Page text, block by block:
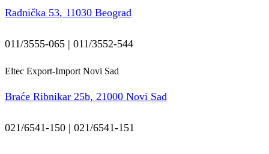
Radnička 53, 11030 Beograd
011/3555-065 | 011/3552-544
Eltec Export-Import Novi Sad
Braće Ribnikar 25b, 21000 Novi Sad
021/6541-150 | 021/6541-151